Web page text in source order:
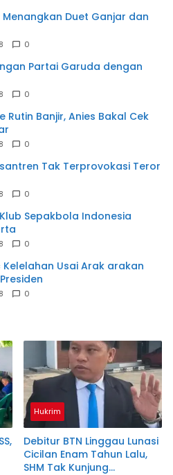
Menangkan Duet Ganjar dan
0
Partai Garuda dengan
0
Rutin Banjir, Anies Bakal Cek
0
Tak Terprovokasi Teror
0
Sepakbola Indonesia
0
Kelelahan Usai Arak arakan
0
Hukrim
Debitur BTN Linggau Lunasi
Cicilan Enam Tahun Lalu,
SHM Tak Kunjung